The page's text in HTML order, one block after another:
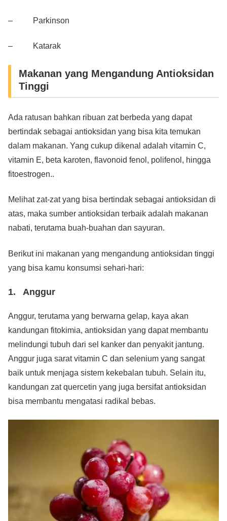
– Parkinson
– Katarak
Makanan yang Mengandung Antioksidan
Tinggi
Ada ratusan bahkan ribuan zat berbeda yang dapat
bertindak sebagai antioksidan yang bisa kita temukan
dalam makanan. Yang cukup dikenal adalah vitamin C,
vitamin E, beta karoten, flavonoid fenol, polifenol, hingga
fitoestrogen..
Melihat zat-zat yang bisa bertindak sebagai antioksidan di
atas, maka sumber antioksidan terbaik adalah makanan
nabati, terutama buah-buahan dan sayuran.
Berikut ini makanan yang mengandung antioksidan tinggi
yang bisa kamu konsumsi sehari-hari:
1. Anggur
Anggur, terutama yang berwarna gelap, kaya akan
kandungan fitokimia, antioksidan yang dapat membantu
melindungi tubuh dari sel kanker dan penyakit jantung.
Anggur juga sarat vitamin C dan selenium yang sangat
baik untuk menjaga sistem kekebalan tubuh. Selain itu,
kandungan zat quercetin yang juga bersifat antioksidan
bisa membantu mengatasi radikal bebas.